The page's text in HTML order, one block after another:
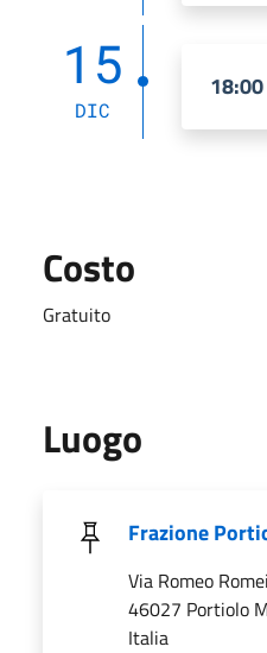
15
DIC
Costo
Gratuito
Luogo
Frazione
Via Romeo
46027 Portiolo
Italia